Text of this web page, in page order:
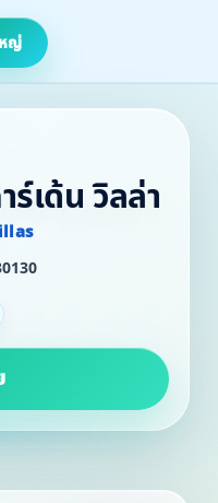
ญ่
ร์เด้น วิลล่า